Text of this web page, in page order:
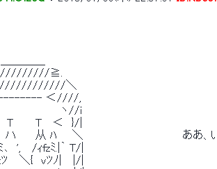
≧.
＼
＜////,
　　　　 ヽ//i
　 T　 ＜　}/|
ﾊ　　＼　　　　　　　　　　　　　ああ、
/ｨfzﾐ.|｀ T/|
{　vﾂﾉ| 　|/|